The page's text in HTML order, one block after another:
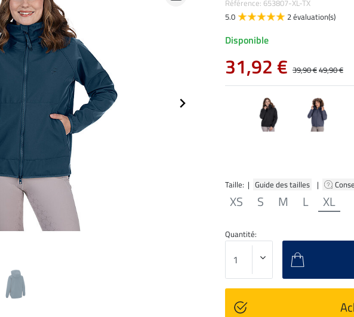
Taille: | Guide des tailles |
XS S M L XL
Référence: 653807-XL-TX
5.0
2 évaluation(s)
Disponible
31,92 € 39,90 €49,90 €
Quantité: